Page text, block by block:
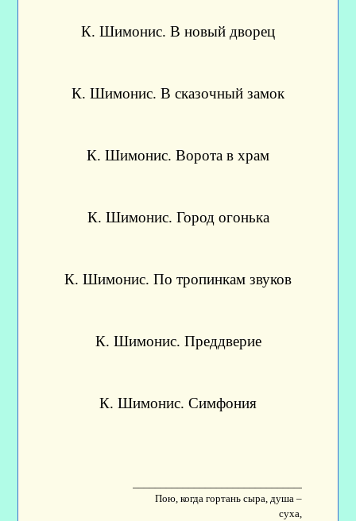
К. Шимонис. В новый дворец
К. Шимонис. В сказочный замок
К. Шимонис. Ворота в храм
К. Шимонис. Город огонька
К. Шимонис. По тропинкам звуков
К. Шимонис. Преддверие
К. Шимонис. Симфония
Пою, когда гортань сыра, душа –
суха,